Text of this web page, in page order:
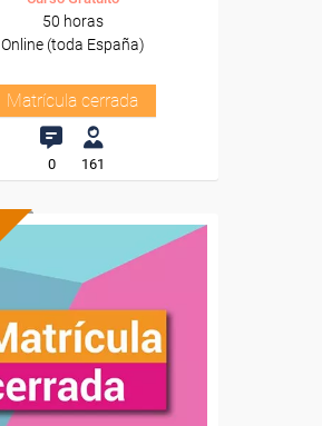
50 horas
Online (toda España)
Matrícula cerrada
0 161